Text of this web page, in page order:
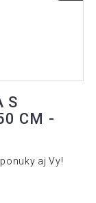
S
CM -
aj Vy!